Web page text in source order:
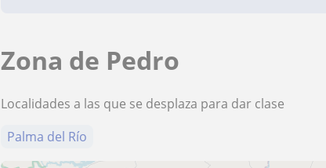
Zona de Pedro
Localidades a las que se desplaza para dar clase
Palma del Río